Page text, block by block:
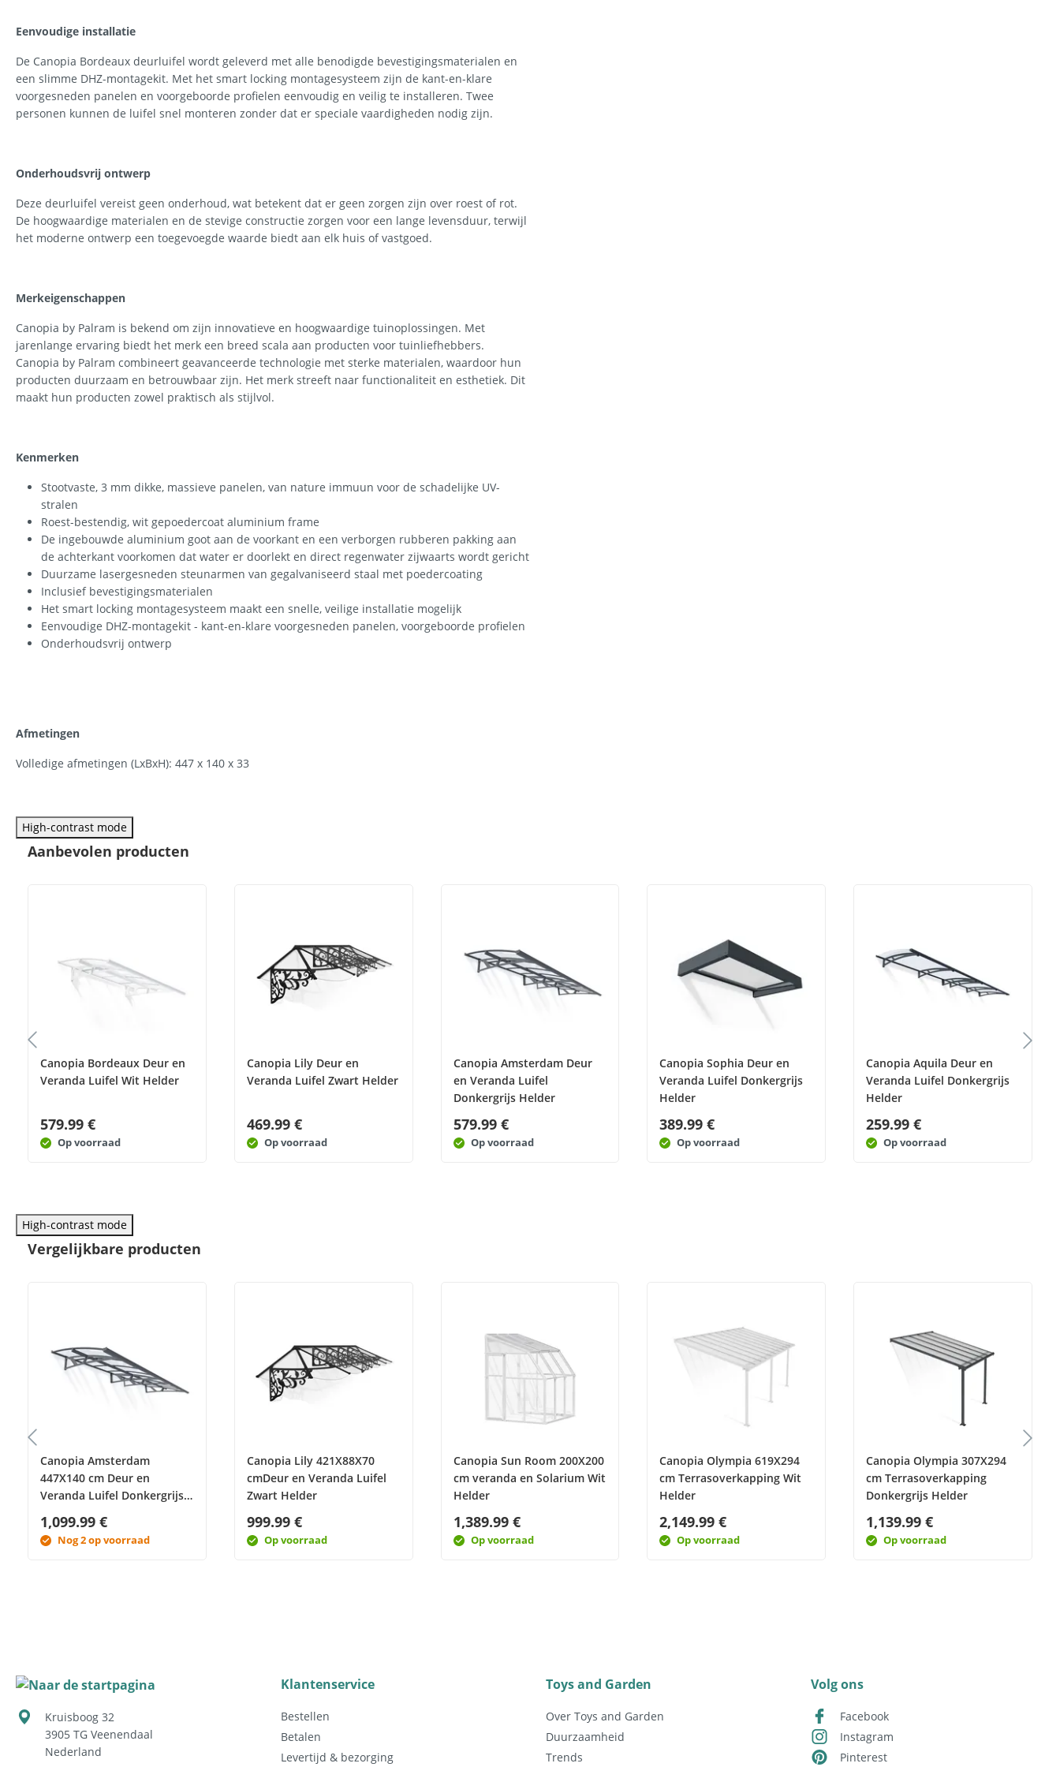
Eenvoudige installatie
De Canopia Bordeaux deurluifel wordt geleverd met alle benodigde bevestigingsmaterialen en
een slimme DHZ-montagekit. Met het smart locking montagesysteem zijn de kant-en-klare
voorgesneden panelen en voorgeboorde profielen eenvoudig en veilig te installeren. Twee
personen kunnen de luifel snel monteren zonder dat er speciale vaardigheden nodig zijn.
Onderhoudsvrij ontwerp
Deze deurluifel vereist geen onderhoud, wat betekent dat er geen zorgen zijn over roest of rot.
De hoogwaardige materialen en de stevige constructie zorgen voor een lange levensduur, terwijl
het moderne ontwerp een toegevoegde waarde biedt aan elk huis of vastgoed.
Merkeigenschappen
Canopia by Palram is bekend om zijn innovatieve en hoogwaardige tuinoplossingen. Met
jarenlange ervaring biedt het merk een breed scala aan producten voor tuinliefhebbers.
Canopia by Palram combineert geavanceerde technologie met sterke materialen, waardoor hun
producten duurzaam en betrouwbaar zijn. Het merk streeft naar functionaliteit en esthetiek. Dit
maakt hun producten zowel praktisch als stijlvol.
Kenmerken
Stootvaste, 3 mm dikke, massieve panelen, van nature immuun voor de schadelijke UV-
stralen
Roest-bestendig, wit gepoedercoat aluminium frame
De ingebouwde aluminium goot aan de voorkant en een verborgen rubberen pakking aan
de achterkant voorkomen dat water er doorlekt en direct regenwater zijwaarts wordt gericht
Duurzame lasergesneden steunarmen van gegalvaniseerd staal met poedercoating
Inclusief bevestigingsmaterialen
Het smart locking montagesysteem maakt een snelle, veilige installatie mogelijk
Eenvoudige DHZ-montagekit - kant-en-klare voorgesneden panelen, voorgeboorde profielen
Onderhoudsvrij ontwerp
Afmetingen
Volledige afmetingen (LxBxH): 447 x 140 x 33
High-contrast mode
Aanbevolen producten
Canopia Bordeaux Deur en
Veranda Luifel Wit Helder
579.99 €
Op voorraad
Canopia Lily Deur en
Veranda Luifel Zwart Helder
469.99 €
Op voorraad
Canopia Amsterdam Deur
en Veranda Luifel
Donkergrijs Helder
579.99 €
Op voorraad
Canopia Sophia Deur en
Veranda Luifel Donkergrijs
Helder
389.99 €
Op voorraad
Canopia Aquila Deur en
Veranda Luifel Donkergrijs
Helder
259.99 €
Op voorraad
High-contrast mode
Vergelijkbare producten
Canopia Amsterdam
447X140 cm Deur en
Veranda Luifel Donkergrijs
1,099.99 €
Nog 2 op voorraad
Canopia Lily 421X88X70
cmDeur en Veranda Luifel
Zwart Helder
999.99 €
Op voorraad
Canopia Sun Room 200X200
cm veranda en Solarium Wit
Helder
1,389.99 €
Op voorraad
Canopia Olympia 619X294
cm Terrasoverkapping Wit
Helder
2,149.99 €
Op voorraad
Canopia Olympia 307X294
cm Terrasoverkapping
Donkergrijs Helder
1,139.99 €
Op voorraad
Kruisboog 32
3905 TG Veenendaal
Nederland
Klantenservice
Bestellen
Betalen
Levertijd & bezorging
Toys and Garden
Over Toys and Garden
Duurzaamheid
Trends
Volg ons
Facebook
Instagram
Pinterest